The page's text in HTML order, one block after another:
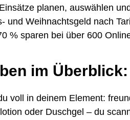
planen, auswählen
und Weihnachtsgeld nach
% sparen bei über 600
im Überblick:
voll in deinem Element:
oder Duschgel – du